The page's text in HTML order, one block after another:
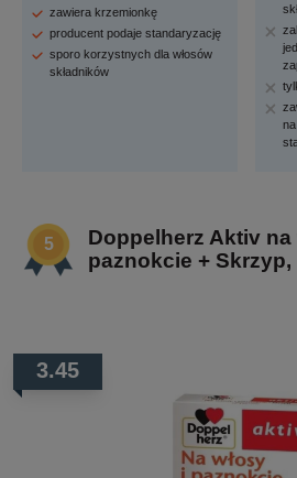
zawiera krzemionkę
producent podaje standaryzację
sporo korzystnych dla włosów
składników
Doppelherz Aktiv na
paznokcie +
3.45